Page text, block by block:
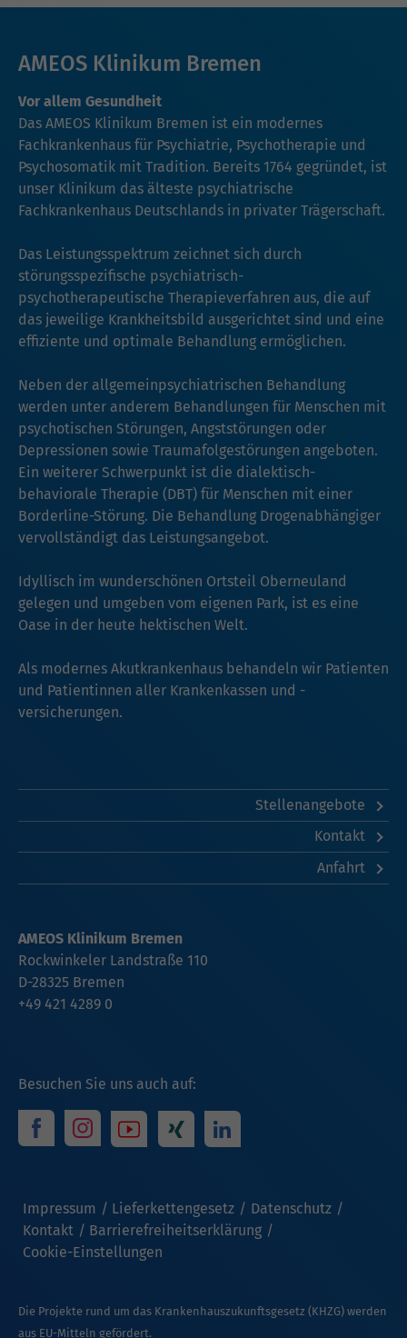
AMEOS Klinikum Bremen
Vor allem Gesundheit
Das AMEOS Klinikum Bremen ist ein modernes
Fachkrankenhaus für Psychiatrie, Psychotherapie und
Psychosomatik mit Tradition. Bereits 1764 gegründet, ist
unser Klinikum das älteste psychiatrische
Fachkrankenhaus Deutschlands in privater Trägerschaft.
Das Leistungsspektrum zeichnet sich durch
störungsspezifische psychiatrisch-
psychotherapeutische Therapieverfahren aus, die auf
das jeweilige Krankheitsbild ausgerichtet sind und eine
effiziente und optimale Behandlung ermöglichen.
Neben der allgemeinpsychiatrischen Behandlung
werden unter anderem Behandlungen für Menschen mit
psychotischen Störungen, Angststörungen oder
Depressionen sowie Traumafolgestörungen angeboten.
Ein weiterer Schwerpunkt ist die dialektisch-
behaviorale Therapie (DBT) für Menschen mit einer
Borderline-Störung. Die Behandlung Drogenabhängiger
vervollständigt das Leistungsangebot.
Idyllisch im wunderschönen Ortsteil Oberneuland
gelegen und umgeben vom eigenen Park, ist es eine
Oase in der heute hektischen Welt.
Als modernes Akutkrankenhaus behandeln wir Patienten
und Patientinnen aller Krankenkassen und -
versicherungen.
Stellenangebote
Kontakt
Anfahrt
Besuchen Sie uns auch auf:
Impressum Lieferkettengesetz
Datenschutz
Kontakt
Barrierefreiheitserklärung
Cookie-Einstellungen
AMEOS Klinikum Bremen
Rockwinkeler Landstraße 110
D-28325 Bremen
+49 421 4289 0
Die Projekte rund um das Krankenhauszukunftsgesetz (KHZG) werden
aus EU-Mitteln gefördert.